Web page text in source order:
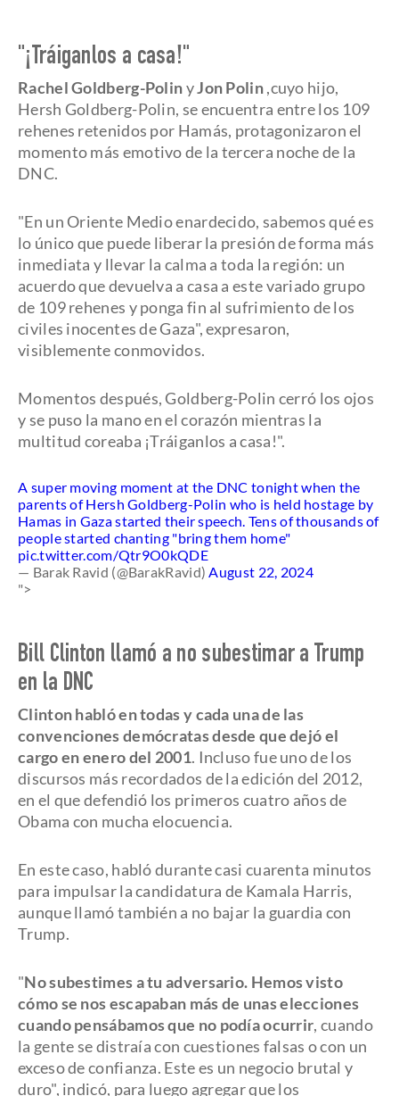
"¡Tráiganlos a casa!"
Rachel Goldberg-PolinyJon Polin,cuyo hijo,
Hersh Goldberg-Polin, se encuentra entre los 109
rehenes retenidos por Hamás, protagonizaron el
momento más emotivo de la tercera noche de la
DNC.
"En un Oriente Medio enardecido, sabemos qué es
lo único que puede liberar la presión de forma más
inmediata y llevar la calma a toda la región: un
acuerdo que devuelva a casa a este variado grupo
de 109 rehenes y ponga fin al sufrimiento de los
civiles inocentes de Gaza", expresaron,
visiblemente conmovidos.
Momentos después, Goldberg-Polin cerró los ojos
y se puso la mano en el corazón mientras la
multitud coreaba ¡Tráiganlos a casa!".
A super moving moment at the DNC tonight when the
parents of Hersh Goldberg-Polin who is held hostage by
Hamas in Gaza started their speech. Tens of thousands of
people started chanting "bring them home"
pic.twitter.com/Qtr9O0kQDE
— Barak Ravid (@BarakRavid)August 22, 2024
">
Bill Clinton llamó a no subestimar a Trump
en la DNC
Clinton habló en todas y cada una de las
convenciones demócratas desde que dejó el
cargo en enero del 2001. Incluso fue uno de los
discursos más recordados de la edición del 2012,
en el que defendió los primeros cuatro años de
Obama con mucha elocuencia.
En este caso, habló durante casi cuarenta minutos
para impulsar la candidatura de Kamala Harris,
aunque llamó también a no bajar la guardia con
Trump.
"No subestimes a tu adversario. Hemos visto
cómo se nos escapaban más de unas elecciones
cuando pensábamos que no podía ocurrir, cuando
la gente se distraía con cuestiones falsas o con un
exceso de confianza. Este es un negocio brutal y
duro", indicó, para luego agregar que los